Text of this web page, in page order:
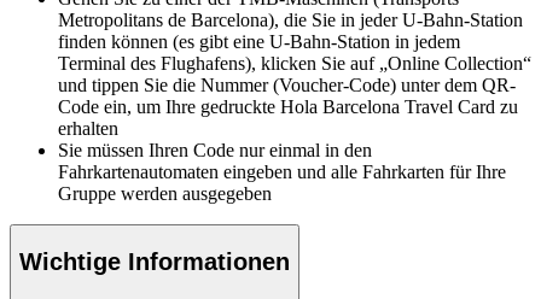
Metropolitans de Barcelona), die Sie in jeder U-Bahn-Station
finden können (es gibt eine U-Bahn-Station in jedem
Terminal des Flughafens), klicken Sie auf „Online Collection“
und tippen Sie die Nummer (Voucher-Code) unter dem QR-
Code ein, um Ihre gedruckte Hola Barcelona Travel Card zu
erhalten
Sie müssen Ihren Code nur einmal in den
Fahrkartenautomaten eingeben und alle Fahrkarten für Ihre
Gruppe werden ausgegeben
Wichtige Informationen